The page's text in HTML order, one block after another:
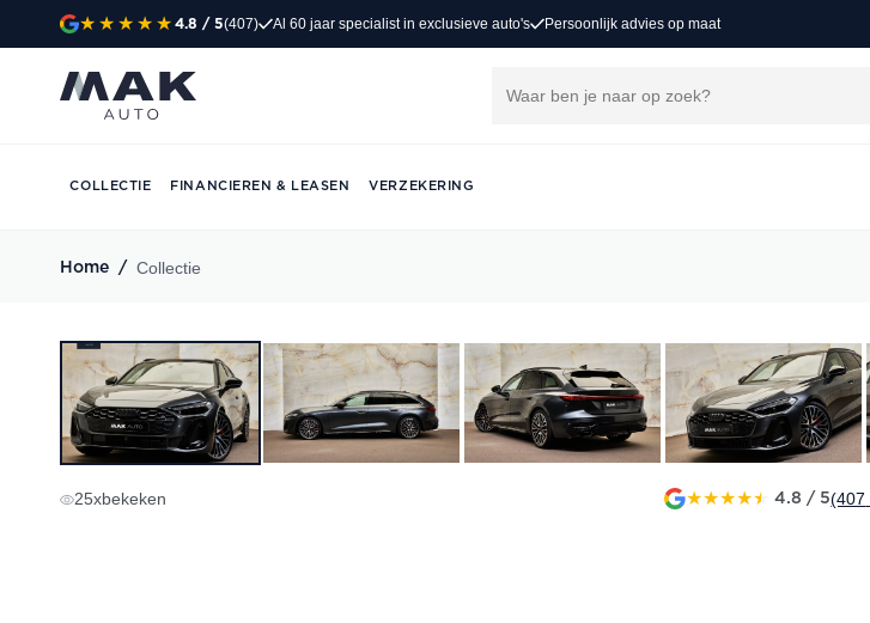
4.8 / 5(407) Al 60 jaar specialist in exclusieve auto's Persoonlijk advies op maat
COLLECTIE FINANCIEREN & LEASEN VERZEKERING
Home / Collectie
25xbekeken ★★★★★ 4.8 / 5(407